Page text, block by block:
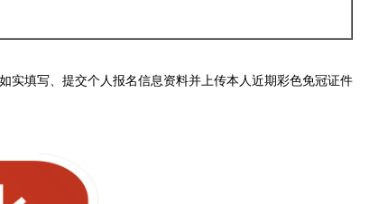
实填写、提交个人报名信息资料并上传本人近期彩色免冠证件